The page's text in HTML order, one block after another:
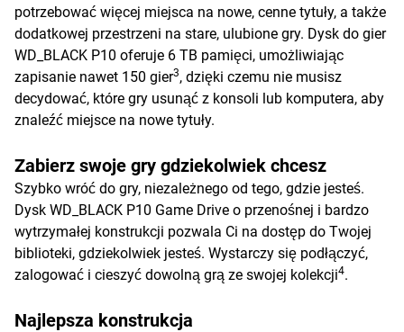
potrzebować więcej miejsca na nowe, cenne tytuły, a także
dodatkowej przestrzeni na stare, ulubione gry. Dysk do gier
WD_BLACK P10 oferuje 6 TB pamięci, umożliwiając
zapisanie nawet 150 gier3, dzięki czemu nie musisz
decydować, które gry usunąć z konsoli lub komputera, aby
znaleźć miejsce na nowe tytuły.
Zabierz swoje gry gdziekolwiek chcesz
Szybko wróć do gry, niezależnego od tego, gdzie jesteś.
Dysk WD_BLACK P10 Game Drive o przenośnej i bardzo
wytrzymałej konstrukcji pozwala Ci na dostęp do Twojej
biblioteki, gdziekolwiek jesteś. Wystarczy się podłączyć,
zalogować i cieszyć dowolną grą ze swojej kolekcji4.
Najlepsza konstrukcja